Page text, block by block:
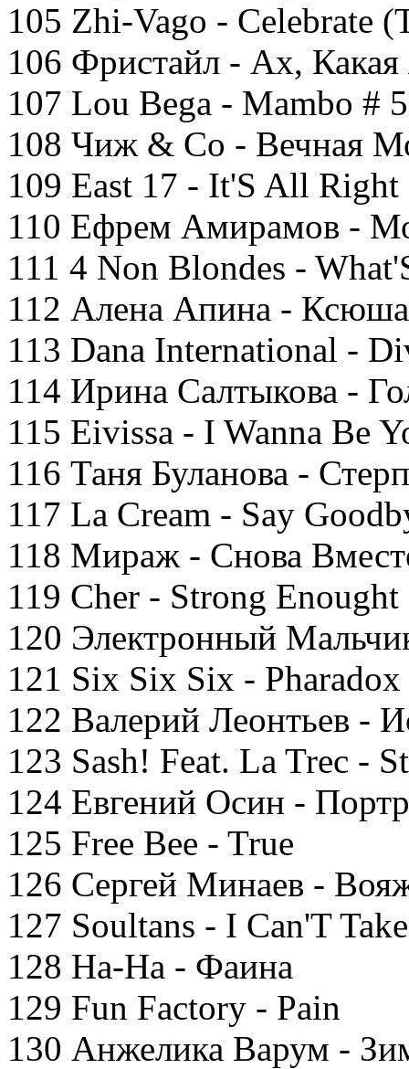
105 Zhi-Vago - Celebrate
106 Фристайл - Ах,
107 Lou Bega - Mambo # 5
108 Чиж & Co - Вечная
109 East 17 - It'S All Right
110 Ефрем Амирамов -
111 4 Non Blondes -
112 Алена Апина - Ксюша
113 Dana International -
114 Ирина Салтыкова -
115 Eivissa - I Wanna Be
116 Таня Буланова -
117 La Cream - Say
118 Мираж - Снова
119 Cher - Strong Enought
120 Электронный
121 Six Six Six - Pharadox
122 Валерий Леонтьев -
123 Sash! Feat. La Trec -
124 Евгений Осин -
125 Free Bee - True
126 Сергей Минаев -
127 Soultans - I Can'T
128 На-На - Фаина
129 Fun Factory - Pain
130 Анжелика Варум -